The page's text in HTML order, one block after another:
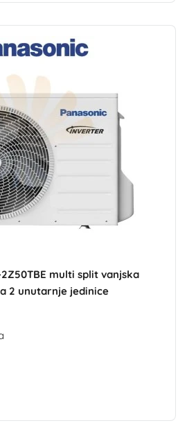
2Z50TBE multi split vanjska
2 unutarnje jedinice